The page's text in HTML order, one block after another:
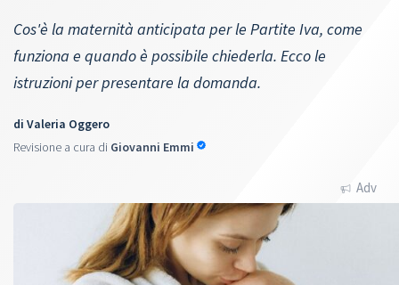
Cos'è la maternità anticipata per le Partite Iva, come
funziona e quando è possibile chiederla. Ecco le
istruzioni per presentare la domanda.
di Valeria Oggero
Revisione a cura di Giovanni Emmi
Adv